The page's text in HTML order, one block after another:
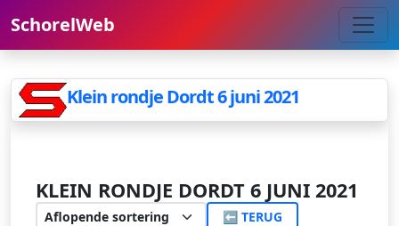
SchorelWeb
Klein rondje Dordt 6 juni 2021
KLEIN RONDJE DORDT 6 JUNI 2021
⬅ TERUG